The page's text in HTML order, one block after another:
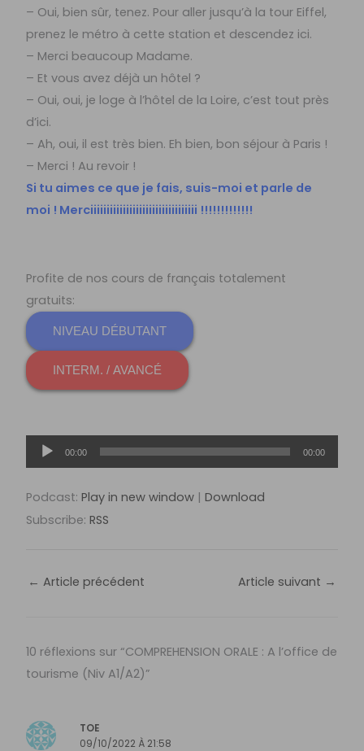
– Oui, bien sûr, tenez. Pour aller jusqu’à la tour Eiffel,
prenez le métro à cette station et descendez ici.
– Merci beaucoup Madame.
– Et vous avez déjà un hôtel ?
– Oui, oui, je loge à l’hôtel de la Loire, c’est tout près
d’ici.
– Ah, oui, il est très bien. Eh bien, bon séjour à Paris !
– Merci ! Au revoir !
Si tu aimes ce que je fais, suis-moi et parle de
moi ! Merciiiiiiiiiiiiiiiiiiiiiiiiiiiiiiiii !!!!!!!!!!!!!
Profite de nos cours de français totalement
gratuits:
NIVEAU DÉBUTANT
INTERM. / AVANCÉ
Lecteur
audio
00:00 00:00
Podcast:Play in new window |Download
Subscribe:RSS
← Article précédent Article suivant →
10 réflexions sur “COMPREHENSION ORALE : A l’office de
tourisme (Niv A1/A2)”
TOE
09/10/2022 À 21:58